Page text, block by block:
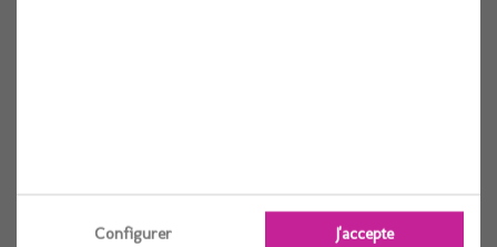
Configurer J'accepte